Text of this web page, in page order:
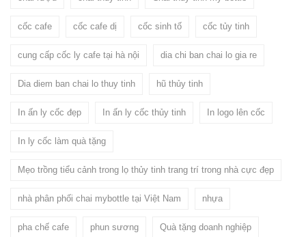
cốc cafe cốc cafe dị cốc sinh tố cốc tủy tinh
cung cấp cốc ly cafe tại hà nội dia chi ban chai lo gia re
Dia diem ban chai lo thuy tinh hũ thủy tinh
In ấn ly cốc đẹp In ấn ly cốc thủy tinh In logo lên cốc
In ly cốc làm quà tặng
Mẹo trồng tiểu cảnh trong lọ thủy tinh trang trí trong nhà cực đẹp
nhà phân phối chai mybottle tại Việt Nam nhựa
pha chế cafe phun sương Quà tặng doanh nghiệp